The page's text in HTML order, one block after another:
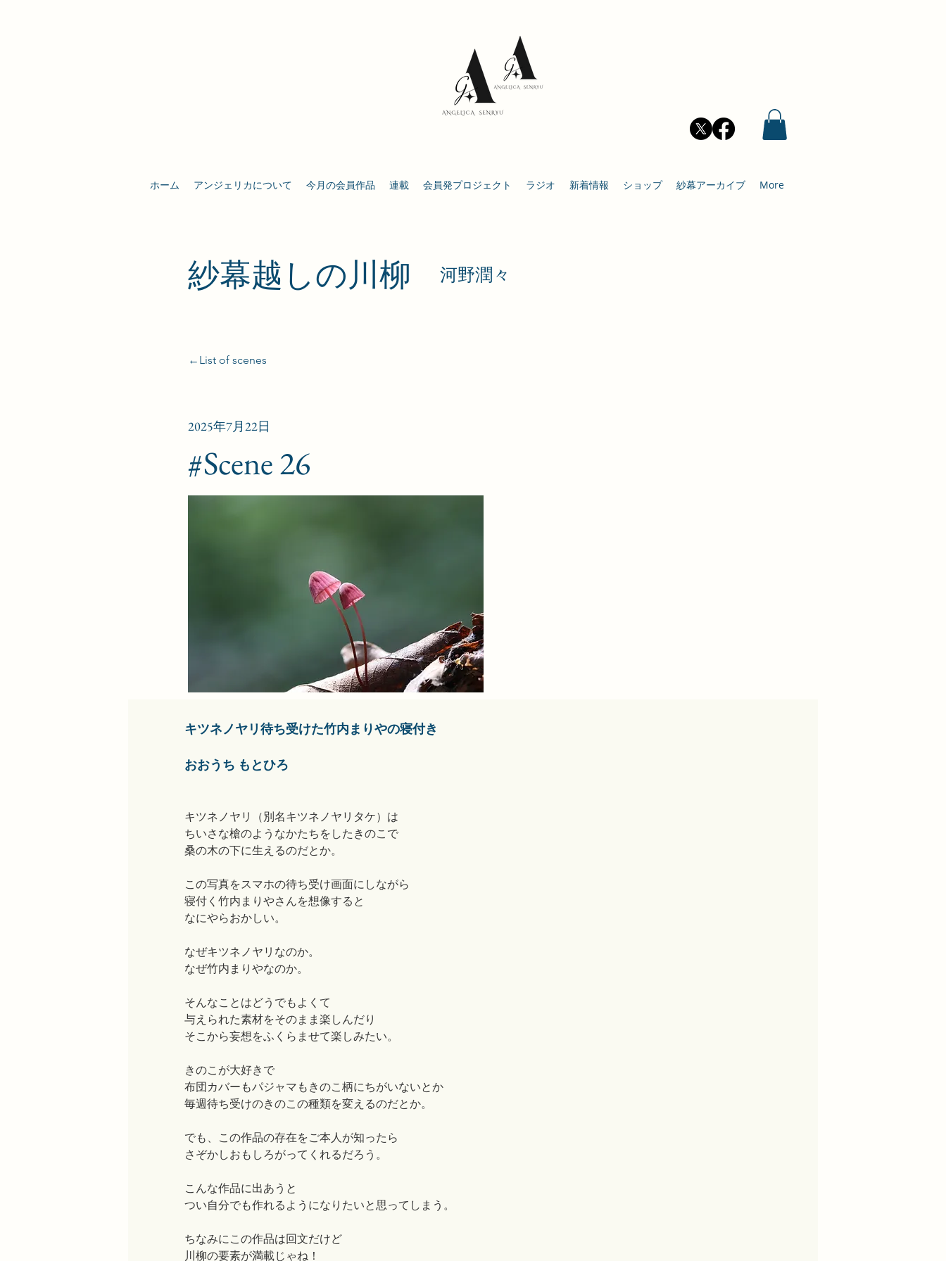
ホーム アンジェリカについて 今月の会員作品 連載 会員発プロジェクト ラジオ 新着情報 ショップ 紗幕アーカイブ More
​紗幕越しの川柳 河野潤々
←List of scenes
2025年7月22日
#Scene 26
キツネノヤリ待ち受けた竹内まりやの寝付き
おおうち もとひろ
キツネノヤリ（別名キツネノヤリタケ）は
ちいさな槍のようなかたちをしたきのこで
桑の木の下に生えるのだとか。
この写真をスマホの待ち受け画面にしながら
寝付く竹内まりやさんを想像すると
なにやらおかしい。
なぜキツネノヤリなのか。
なぜ竹内まりやなのか。
そんなことはどうでもよくて
与えられた素材をそのまま楽しんだり
そこから妄想をふくらませて楽しみたい。
きのこが大好きで
布団カバーもパジャマもきのこ柄にちがいないとか
毎週待ち受けのきのこの種類を変えるのだとか。
でも、この作品の存在をご本人が知ったら
さぞかしおもしろがってくれるだろう。
こんな作品に出あうと
つい自分でも作れるようになりたいと思ってしまう。
ちなみにこの作品は回文だけど
川柳の要素が満載じゃね！